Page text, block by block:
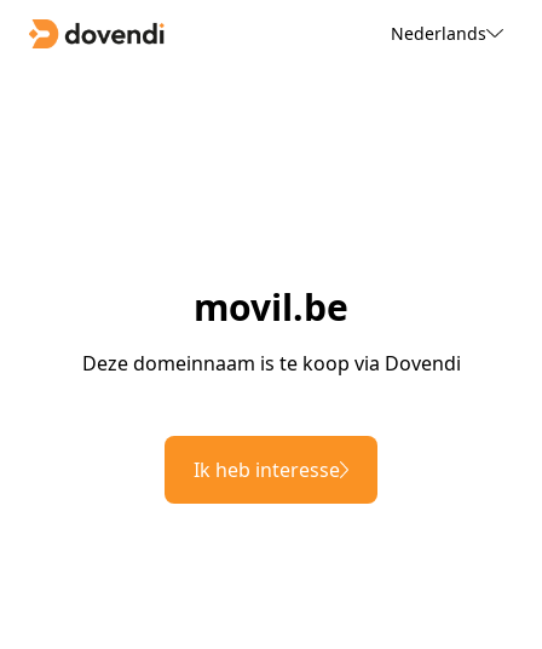
Nederlands
movil.be
Deze domeinnaam is te koop via Dovendi
Ik heb interesse